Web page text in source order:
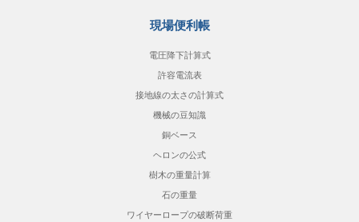
現場便利帳
電圧降下計算式
許容電流表
接地線の太さの計算式
機械の豆知識
銅ベース
ヘロンの公式
樹木の重量計算
石の重量
ワイヤーロープの破断荷重